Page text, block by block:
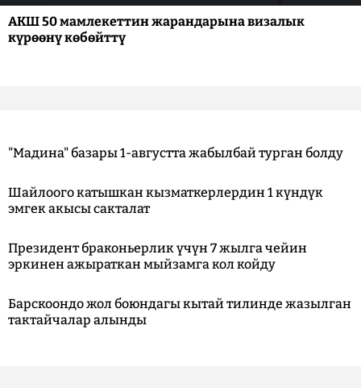
АКШ 50 мамлекеттин жарандарына визалык
күрөөнү көбөйттү
"Мадина" базары 1-августта жабылбай турган болду
Шайлоого катышкан кызматкерлердин 1 күндүк
эмгек акысы сакталат
Президент браконьерлик үчүн 7 жылга чейин
эркинен ажыраткан мыйзамга кол койду
Барскоондо жол боюндагы кытай тилинде жазылган
тактайчалар алынды